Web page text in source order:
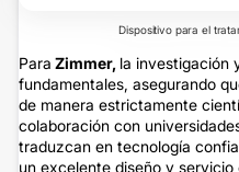
Dispositivo para el
Para Zimmer, la investigación
fundamentales, asegurando
de manera estrictamente
colaboración con
traduzcan en tecnología
un excelente diseño y servicio